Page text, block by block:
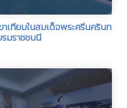
ทียมในสมเด็จพระศรีนครินท
มราชชนนี